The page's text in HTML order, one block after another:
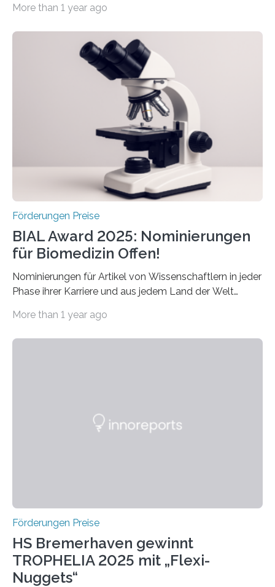
hochrangige wissenschaftliche Publikation zum Thema
Schlaganfall“ mit Sitz in Würzburg fördert die
Schlaganfallforschung, um die Behandlung der
Betroffenen zu verbessern. Dazu schreibt sie auch in
diesem Jahr wieder deutschlandweit den Hentschel-
Preis aus. Er richtet sich gezielt an jüngere
Forscherinnen und Forscher unter 40 Jahren. Geehrt
werden soll eine herausragende Doktorarbeit oder eine
hochrangige wissenschaftliche Publikation zum Thema
More than 1 year ago
Förderungen Preise
BIAL Award 2025: Nominierungen
für Biomedizin Offen!
Nominierungen für Artikel von Wissenschaftlern in jeder
Phase ihrer Karriere und aus jedem Land der Welt
Leben gerufen, um die bemerkenswertesten
Foundation, des BIAL Award in Biomedicine ist in
More than 1 year ago
Förderungen Preise
HS Bremerhaven gewinnt
TROPHELIA 2025 mit „Flexi-
Nuggets“